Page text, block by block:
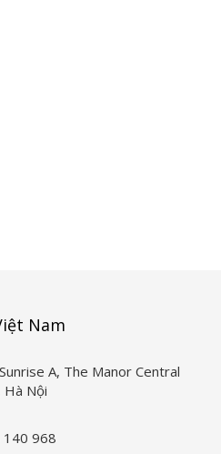
Nam
A, The Manor Central
Hà Nội
968